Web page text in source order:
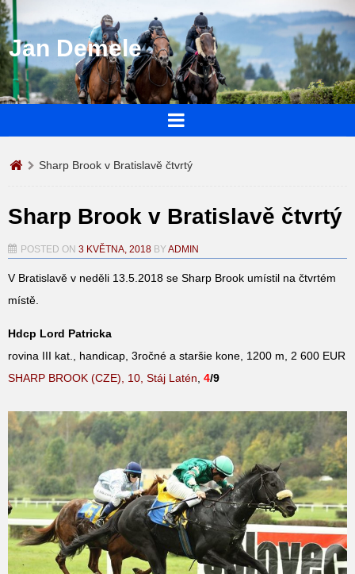
Jan Demele
Sharp Brook v Bratislavě čtvrtý
Sharp Brook v Bratislavě čtvrtý
POSTED ON 3 KVĚTNA, 2018 BYADMIN
V Bratislavě v neděli 13.5.2018 se Sharp Brook umístil na čtvrtém
místě.
Hdcp Lord Patricka
rovina III kat., handicap, 3ročné a staršie kone, 1200 m, 2 600 EUR
SHARP BROOK (CZE), 10, Stáj Latén 4/9